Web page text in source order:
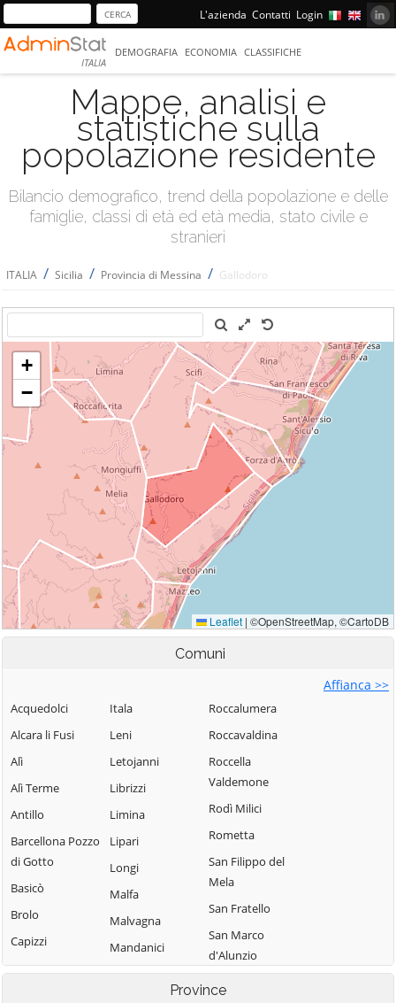
L'azienda Contatti Login
ITALIA
DEMOGRAFIA ECONOMIA CLASSIFICHE
Mappe, analisi e
statistiche sulla
popolazione residente
Bilancio demografico, trend della popolazione e delle
famiglie, classi di età ed età media, stato civile e
stranieri
ITALIA / Sicilia / Provincia di Messina / Gallodoro
Comuni
Affianca >>
Acquedolci
Alcara li Fusi
Alì
Alì Terme
Antillo
Barcellona Pozzo
di Gotto
Basicò
Brolo
Capizzi
Capo d'Orlando
Itala
Leni
Letojanni
Librizzi
Limina
Lipari
Longi
Malfa
Malvagna
Mandanici
Mazzarrà
Sant'Andrea
Roccalumera
Roccavaldina
Roccella
Valdemone
Rodì Milici
Rometta
San Filippo del
Mela
San Fratello
San Marco
d'Alunzio
Province